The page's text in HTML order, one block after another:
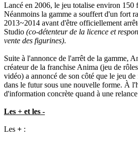
Lancé en 2006, le jeu totalise environ 150
Néanmoins la gamme a souffert d'un fort
2013~2014 avant d'être officiellement
Studio (co-détenteur de la licence et
vente des figurines).
Suite à l'annonce de l'arrêt de la gamme,
créateur de la franchise Anima (jeu de
vidéo) a annoncé de son côté que le jeu
dans le futur sous une nouvelle forme. À
d'information concrète quand à une
Les + et les -
Les + :